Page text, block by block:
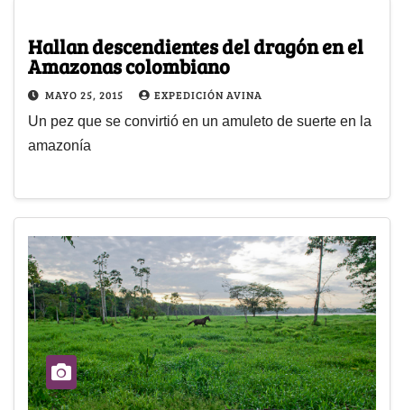
Hallan descendientes del dragón en el
Amazonas colombiano
MAYO 25, 2015 EXPEDICIÓN AVINA
Un pez que se convirtió en un amuleto de suerte en la
amazonía